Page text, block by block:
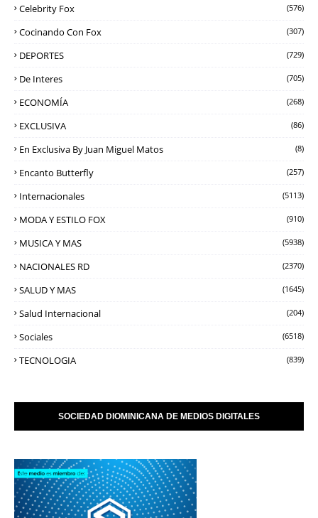
Celebrity Fox (576)
Cocinando Con Fox (307)
DEPORTES (729)
De Interes (705)
ECONOMÍA (268)
EXCLUSIVA (86)
En Exclusiva By Juan Miguel Matos (8)
Encanto Butterfly (257)
Internacionales (5113)
MODA Y ESTILO FOX (910)
MUSICA Y MAS (5938)
NACIONALES RD (2370)
SALUD Y MAS (1645)
Salud Internacional (204)
Sociales (6518)
TECNOLOGIA (839)
SOCIEDAD DIOMINICANA DE MEDIOS DIGITALES